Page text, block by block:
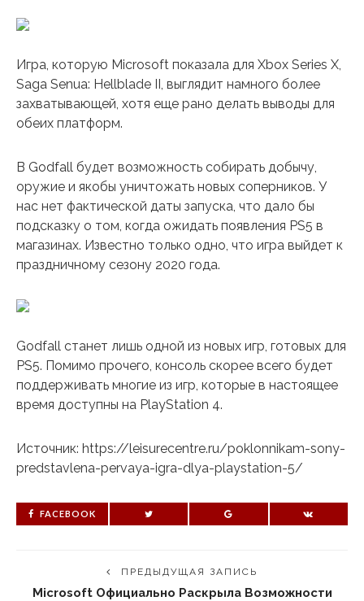
Игра, которую Microsoft показала для Xbox Series X,
Saga Senua: Hellblade II, выглядит намного более
захватывающей, хотя еще рано делать выводы для
обеих платформ.
В Godfall будет возможность собирать добычу,
оружие и якобы уничтожать новых соперников. У
нас нет фактической даты запуска, что дало бы
подсказку о том, когда ожидать появления PS5 в
магазинах. Известно только одно, что игра выйдет к
праздничному сезону 2020 года.
Godfall станет лишь одной из новых игр, готовых для
PS5. Помимо прочего, консоль скорее всего будет
поддерживать многие из игр, которые в настоящее
время доступны на PlayStation 4.
Источник: https://leisurecentre.ru/poklonnikam-sony-
predstavlena-pervaya-igra-dlya-playstation-5/
FACEBOOK
ПРЕДЫДУЩАЯ ЗАПИСЬ
Microsoft Официально Раскрыла Возможности